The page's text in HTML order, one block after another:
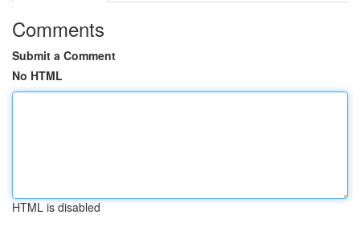
Comments
Submit a Comment
No HTML
HTML is disabled